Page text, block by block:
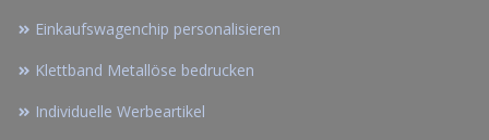
Einkaufswagenchip personalisieren
Klettband Metallöse bedrucken
Individuelle Werbeartikel